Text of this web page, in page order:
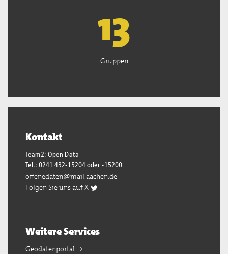
13
Gruppen
Kontakt
Team2: Open Data
Tel.: 0241 432-15204 oder -15200
offenedaten@mail.aachen.de
Folgen Sie uns auf X
Weitere Services
Geodatenportal